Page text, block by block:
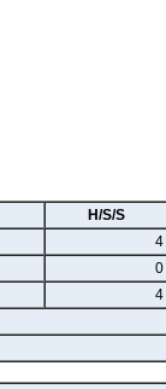
H/S/S
4
0
4